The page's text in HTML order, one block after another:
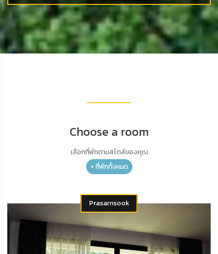
Choose a room
เลือกที่พักตามสไตล์ของคุณ
+ ที่พักทั้งหมด
Prasarnsook